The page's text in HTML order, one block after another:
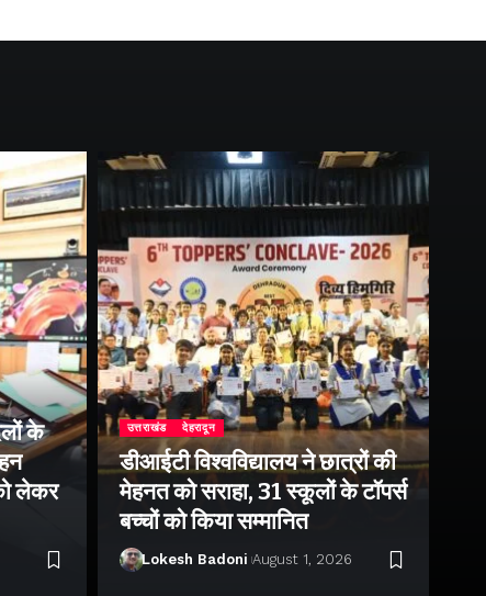
के
लेकर
उत्तराखंड देहरादून
डीआईटी विश्वविद्यालय ने छात्रों की
मेहनत को सराहा, 31 स्कूलों के टॉपर्स
बच्चों को किया सम्मानित
Lokesh Badoni August 1, 2026